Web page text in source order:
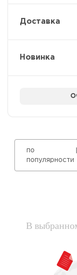
Доставка
Новинка
по
популярности
В